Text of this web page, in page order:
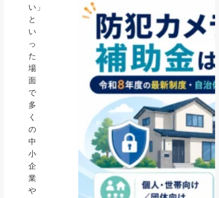
い」
と
い
っ
た
場
面
で
多
く
の
中
小
企
業
や